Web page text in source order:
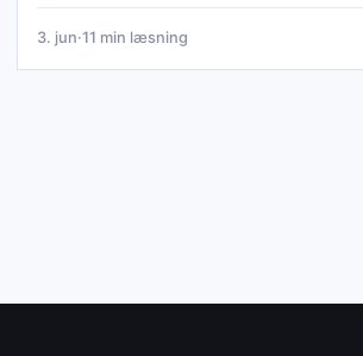
3. jun·11 min læsning